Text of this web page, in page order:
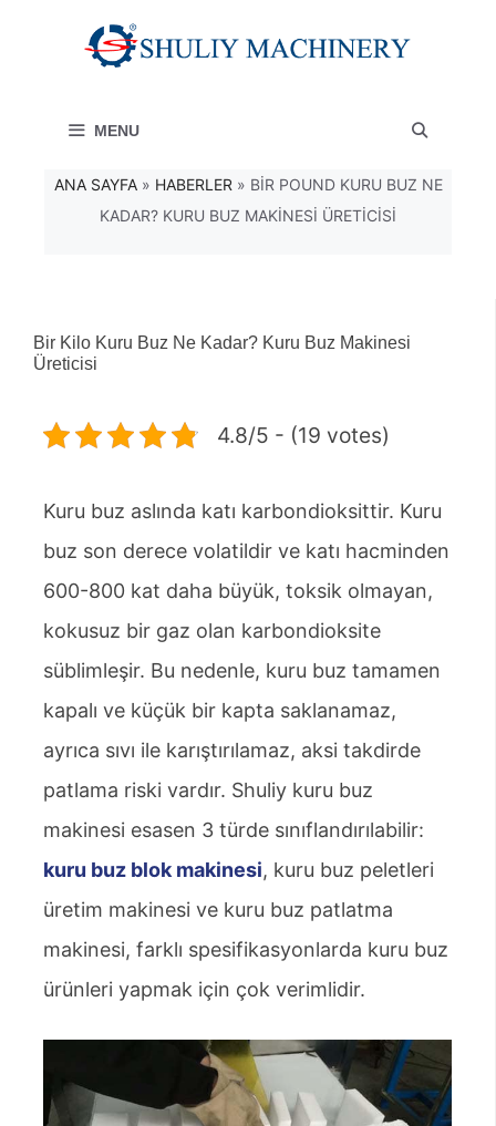
MENU
ANA SAYFA» HABERLER » BIR POUND KURU BUZ NE
KADAR? KURU BUZ MAKINESI ÜRETICISI
Bir Kilo Kuru Buz Ne Kadar? Kuru Buz Makinesi
Üreticisi
4.8/5 - (19 votes)
Kuru buz aslında katı karbondioksittir. Kuru
buz son derece volatildir ve katı hacminden
600-800 kat daha büyük, toksik olmayan,
kokusuz bir gaz olan karbondioksite
süblimleşir. Bu nedenle, kuru buz tamamen
kapalı ve küçük bir kapta saklanamaz,
ayrıca sıvı ile karıştırılamaz, aksi takdirde
patlama riski vardır. Shuliy kuru buz
makinesi esasen 3 türde sınıflandırılabilir:
kuru buz blok makinesi, kuru buz peletleri
üretim makinesi ve kuru buz patlatma
makinesi, farklı spesifikasyonlarda kuru buz
ürünleri yapmak için çok verimlidir.